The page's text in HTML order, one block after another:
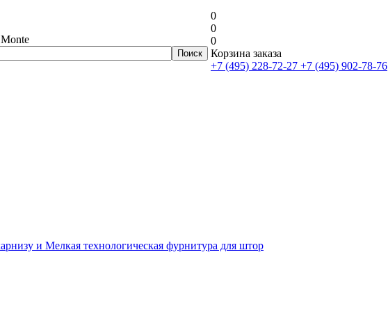
0
0
0
Корзина заказа
+7 (495) 228-72-27 +7 (495) 902-78-76
и Мелкая технологическая фурнитура для штор